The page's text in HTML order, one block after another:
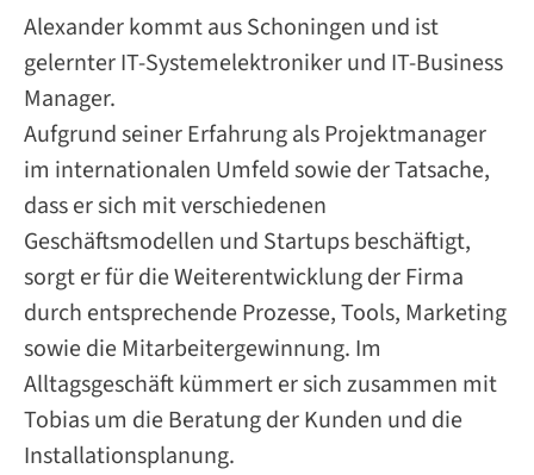
Alexander kommt aus Schoningen und ist
gelernter IT-Systemelektroniker und IT-Business
Manager.
Aufgrund seiner Erfahrung als Projektmanager
im internationalen Umfeld sowie der Tatsache,
dass er sich mit verschiedenen
Geschäftsmodellen und Startups beschäftigt,
sorgt er für die Weiterentwicklung der Firma
durch entsprechende Prozesse, Tools, Marketing
sowie die Mitarbeitergewinnung. Im
Alltagsgeschäft kümmert er sich zusammen mit
Tobias um die Beratung der Kunden und die
Installationsplanung.